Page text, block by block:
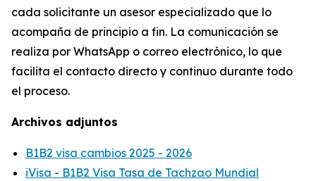
cada solicitante un asesor especializado que lo
acompaña de principio a fin. La comunicación se
realiza por WhatsApp o correo electrónico, lo que
facilita el contacto directo y continuo durante todo
el proceso.
Archivos adjuntos
B1B2 visa cambios 2025 - 2026
iVisa - B1B2 Visa Tasa de Tachzao Mundial